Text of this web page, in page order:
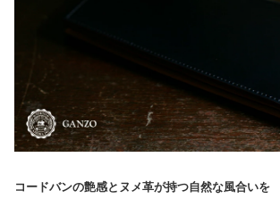
コードバンの艶感とヌメ革が持つ自然な風合いを